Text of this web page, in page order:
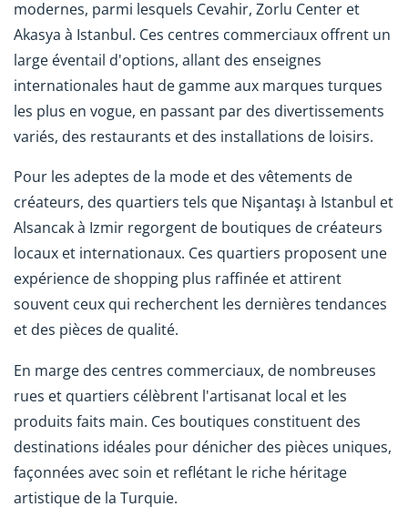
modernes, parmi lesquels Cevahir, Zorlu Center et
Akasya à Istanbul. Ces centres commerciaux offrent un
large éventail d'options, allant des enseignes
internationales haut de gamme aux marques turques
les plus en vogue, en passant par des divertissements
variés, des restaurants et des installations de loisirs.
Pour les adeptes de la mode et des vêtements de
créateurs, des quartiers tels que Nişantaşı à Istanbul et
Alsancak à Izmir regorgent de boutiques de créateurs
locaux et internationaux. Ces quartiers proposent une
expérience de shopping plus raffinée et attirent
souvent ceux qui recherchent les dernières tendances
et des pièces de qualité.
En marge des centres commerciaux, de nombreuses
rues et quartiers célèbrent l'artisanat local et les
produits faits main. Ces boutiques constituent des
destinations idéales pour dénicher des pièces uniques,
façonnées avec soin et reflétant le riche héritage
artistique de la Turquie.